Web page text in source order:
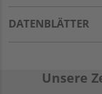
DATENBLÄTTER
Unsere